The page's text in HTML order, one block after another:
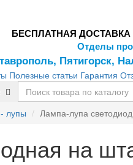
БЕСПЛАТНАЯ
Отделы
Пятигорск,
Полезные статьи Гарантия
лупы Лампа-лупа
на